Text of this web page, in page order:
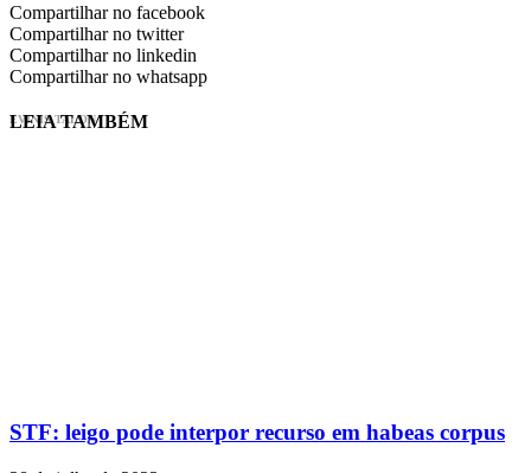
Compartilhar no facebook
Compartilhar no twitter
Compartilhar no linkedin
Compartilhar no whatsapp
EVINIS TALON
LEIA TAMBÉM
STF: leigo pode interpor recurso em habeas corpus